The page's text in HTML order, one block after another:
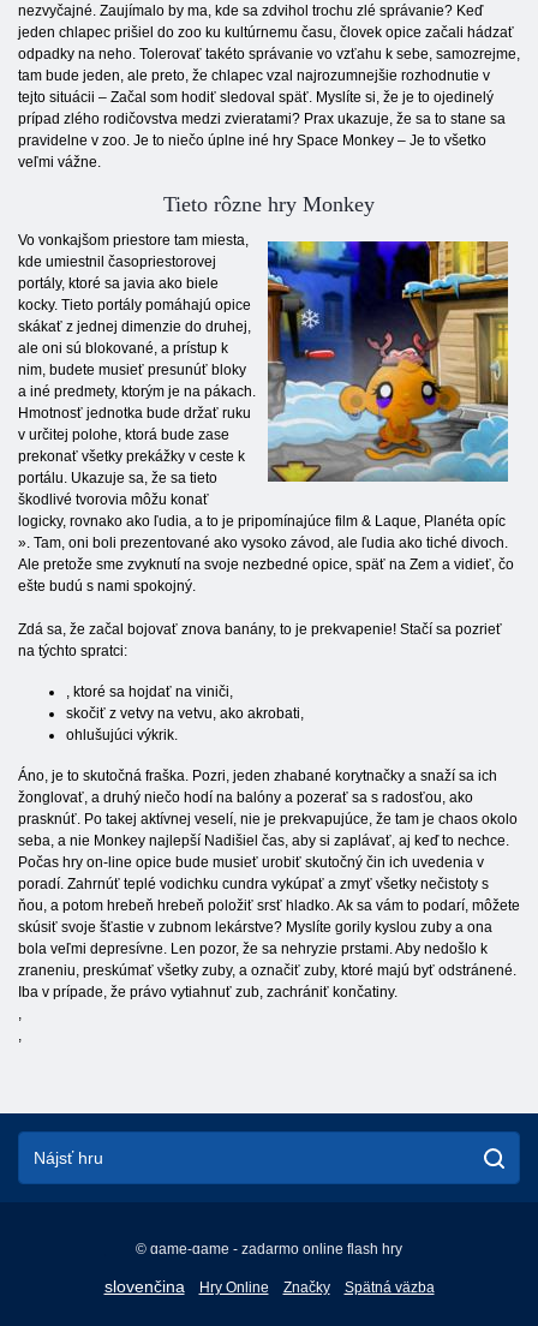
nezvyčajné. Zaujímalo by ma, kde sa zdvihol trochu zlé správanie? Keď
jeden chlapec prišiel do zoo ku kultúrnemu času, človek opice začali hádzať
odpadky na neho. Tolerovať takéto správanie vo vzťahu k sebe, samozrejme,
tam bude jeden, ale preto, že chlapec vzal najrozumnejšie rozhodnutie v
tejto situácii – Začal som hodiť sledoval späť. Myslíte si, že je to ojedinelý
prípad zlého rodičovstva medzi zvieratami? Prax ukazuje, že sa to stane sa
pravidelne v zoo. Je to niečo úplne iné hry Space Monkey – Je to všetko
veľmi vážne.
Tieto rôzne hry Monkey
Vo vonkajšom priestore tam miesta,
kde umiestnil časopriestorovej
portály, ktoré sa javia ako biele
kocky. Tieto portály pomáhajú opice
skákať z jednej dimenzie do druhej,
ale oni sú blokované, a prístup k
nim, budete musieť presunúť bloky
a iné predmety, ktorým je na pákach.
Hmotnosť jednotka bude držať ruku
v určitej polohe, ktorá bude zase
prekonať všetky prekážky v ceste k
portálu. Ukazuje sa, že sa tieto
škodlivé tvorovia môžu konať
logicky, rovnako ako ľudia, a to je pripomínajúce film & Laque, Planéta opíc
». Tam, oni boli prezentované ako vysoko závod, ale ľudia ako tiché divoch.
Ale pretože sme zvyknutí na svoje nezbedné opice, späť na Zem a vidieť, čo
ešte budú s nami spokojný.
Zdá sa, že začal bojovať znova banány, to je prekvapenie! Stačí sa pozrieť
na týchto spratci:
, ktoré sa hojdať na viniči,
skočiť z vetvy na vetvu, ako akrobati,
ohlušujúci výkrik.
Áno, je to skutočná fraška. Pozri, jeden zhabané korytnačky a snaží sa ich
žonglovať, a druhý niečo hodí na balóny a pozerať sa s radosťou, ako
prasknúť. Po takej aktívnej veselí, nie je prekvapujúce, že tam je chaos okolo
seba, a nie Monkey najlepší Nadišiel čas, aby si zaplávať, aj keď to nechce.
Počas hry on-line opice bude musieť urobiť skutočný čin ich uvedenia v
poradí. Zahrnúť teplé vodichku cundra vykúpať a zmyť všetky nečistoty s
ňou, a potom hrebeň hrebeň položiť srsť hladko. Ak sa vám to podarí, môžete
skúsiť svoje šťastie v zubnom lekárstve? Myslíte gorily kyslou zuby a ona
bola veľmi depresívne. Len pozor, že sa nehryzie prstami. Aby nedošlo k
zraneniu, preskúmať všetky zuby, a označiť zuby, ktoré majú byť odstránené.
Iba v prípade, že právo vytiahnuť zub, zachrániť končatiny.
,
,
© game-game - zadarmo online flash hry
slovenčina
English
Hry Online Značky Spätná väzba